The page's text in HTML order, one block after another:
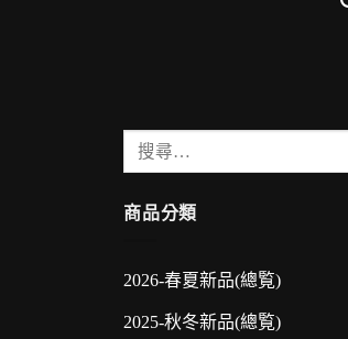
鍵
商品分類
2026-春夏新品(總覧)
2025-秋冬新品(總覧)